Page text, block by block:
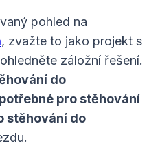
pohled na
, zvažte to jako projekt s
záložní řešení.
do
pro stěhování
stěhování do